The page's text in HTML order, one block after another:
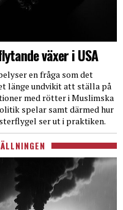
växer i USA
en fråga som det
länge undvikit att ställa på
med rötter i Muslimska
spelar samt därmed hur
ser ut i praktiken.